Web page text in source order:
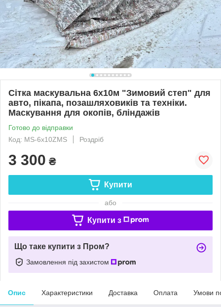
Сітка маскувальна 6х10м "Зимовий степ" для
авто, пікапа, позашляховиків та техніки.
Маскування для окопів, бліндажів
Готово до відправки
Код: MS-6х10ZMS
Роздріб
3 300 ₴
Купити
або
Купити з
Що таке купити з Пром?
Замовлення під захистом
Опис Характеристики Доставка Оплата Умови